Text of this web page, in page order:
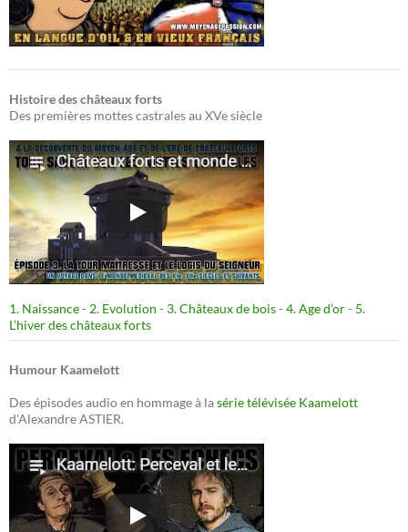
Histoire des châteaux forts
Des premières mottes castrales au XVe siècle
1. Naissance- 2. Evolution - 3. Châteaux de bois- 4. Age d’or- 5.
L’hiver des châteaux forts
Humour Kaamelott
Des épisodes audio en hommage à lasérie télévisée Kaamelott
d'Alexandre ASTIER.